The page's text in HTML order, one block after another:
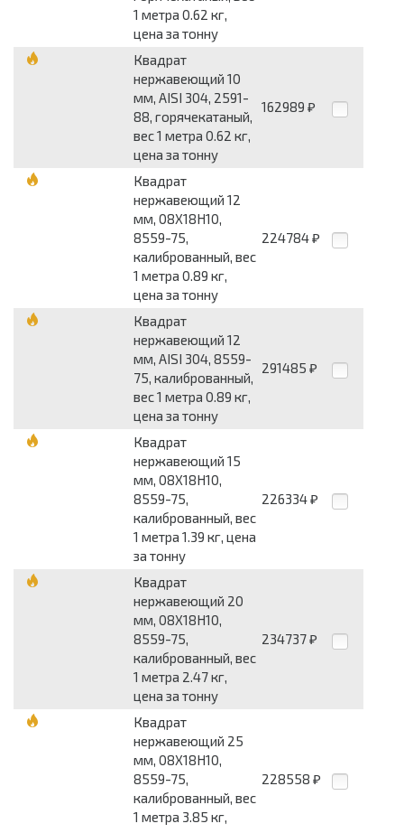
1 метра 0.62 кг,
цена за тонну
Квадрат
нержавеющий 10
мм, AISI 304, 2591-
88, горячекатаный,
вес 1 метра 0.62 кг,
цена за тонну
162989 ₽
Квадрат
нержавеющий 12
мм, 08Х18Н10,
8559-75,
калиброванный, вес
1 метра 0.89 кг,
цена за тонну
224784 ₽
Квадрат
нержавеющий 12
мм, AISI 304, 8559-
75, калиброванный,
вес 1 метра 0.89 кг,
цена за тонну
291485 ₽
Квадрат
нержавеющий 15
мм, 08Х18Н10,
8559-75,
калиброванный, вес
1 метра 1.39 кг, цена
за тонну
226334 ₽
Квадрат
нержавеющий 20
мм, 08Х18Н10,
8559-75,
калиброванный, вес
1 метра 2.47 кг,
цена за тонну
234737 ₽
Квадрат
нержавеющий 25
мм, 08Х18Н10,
8559-75,
калиброванный, вес
1 метра 3.85 кг,
228558 ₽